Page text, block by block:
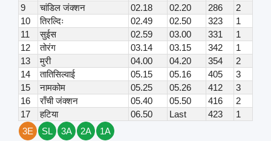
9
चांडिल जंक्शन 02.18 02.20 286
2
10
तिरल्दिः 02.49 02.50 323
1
11
सुईस 02.59 03.00 331
1
12
तोरंग 03.14 03.15 342
1
13
मुरी 04.00 04.20 354
2
14
तातिसिल्वाई 05.15 05.16 405
3
15
नामकोम 05.25 05.26 412
3
16
राँची जंक्शन 05.40 05.50 416
2
17
हटिया 06.50 Last 423
1
3E
SL 3A 2A
1A